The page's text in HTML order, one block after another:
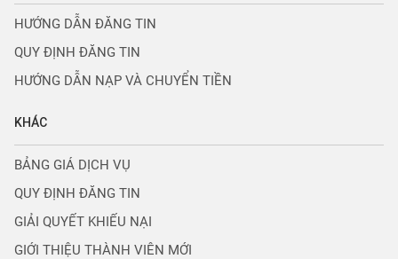
HƯỚNG DẪN ĐĂNG TIN
QUY ĐỊNH ĐĂNG TIN
HƯỚNG DẪN NẠP VÀ CHUYỂN TIỀN
KHÁC
BẢNG GIÁ DỊCH VỤ
QUY ĐỊNH ĐĂNG TIN
GIẢI QUYẾT KHIẾU NẠI
GIỚI THIỆU THÀNH VIÊN MỚI